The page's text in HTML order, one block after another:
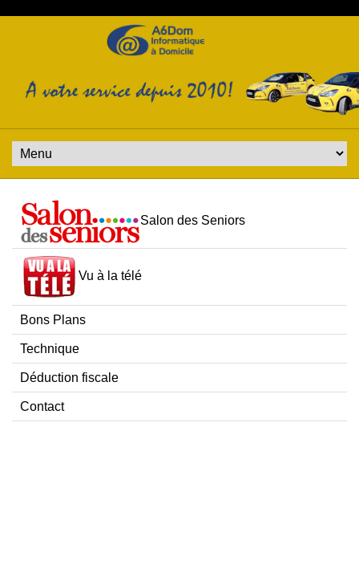
Salon des Seniors
Vu à la télé
Bons Plans
Technique
Déduction fiscale
Contact